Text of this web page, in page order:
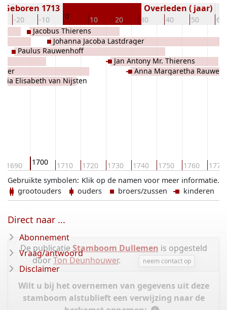
-20 -10 0 10 20 30 40 50 60
Geboren 1713 Overleden ( jaar)
1690 1700 1710 1720 1730 1740 1750 1760 1770
Elisabeth van Nijsten
Paulus Rauwenhoff
Jacobus Thierens
Johanna Jacoba Lastdrager
Jan Antony Mr. Thierens
Anna Margaretha
Klik op de namen voor meer informatie.
Gebruikte symbolen:
grootouders
ouders broers/zussen kinderen
De publicatie Stamboom Dullemen is opgesteld
doorTon Deunhouwer. neem contact op
Wilt u bij het overnemen van gegevens uit deze
stamboom alstublieft een verwijzing naar de
Direct naar ...
Abonnement
Vraag/antwoord
Disclaimer